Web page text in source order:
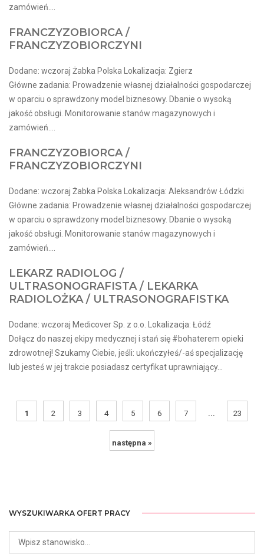
zamówień....
FRANCZYZOBIORCA /
FRANCZYZOBIORCZYNI
Dodane: wczoraj Żabka Polska Lokalizacja: Zgierz
Główne zadania: Prowadzenie własnej działalności gospodarczej
w oparciu o sprawdzony model biznesowy. Dbanie o wysoką
jakość obsługi. Monitorowanie stanów magazynowych i
zamówień....
FRANCZYZOBIORCA /
FRANCZYZOBIORCZYNI
Dodane: wczoraj Żabka Polska Lokalizacja: Aleksandrów Łódzki
Główne zadania: Prowadzenie własnej działalności gospodarczej
w oparciu o sprawdzony model biznesowy. Dbanie o wysoką
jakość obsługi. Monitorowanie stanów magazynowych i
zamówień....
LEKARZ RADIOLOG /
ULTRASONOGRAFISTA / LEKARKA
RADIOLOŻKA / ULTRASONOGRAFISTKA
Dodane: wczoraj Medicover Sp. z o.o. Lokalizacja: Łódź
Dołącz do naszej ekipy medycznej i stań się #bohaterem opieki
zdrowotnej! Szukamy Ciebie, jeśli​: ukończyłeś/-aś specjalizację
lub jesteś w jej trakcie posiadasz certyfikat uprawniający...
1 2 3 4 5 6 7 ... 23
następna »
WYSZUKIWARKA OFERT PRACY